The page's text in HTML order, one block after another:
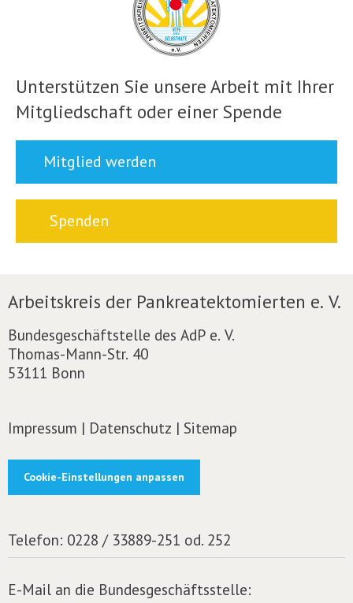
Unterstützen Sie unsere Arbeit mit Ihrer
Mitgliedschaft oder einer Spende
Mitglied werden
Spenden
Arbeitskreis der Pankreatektomierten e. V.
Bundesgeschäftstelle des AdP e. V.
Thomas-Mann-Str. 40
53111 Bonn
Impressum | Datenschutz | Sitemap
Cookie-Einstellungen anpassen
Telefon: 0228 / 33889-251 od. 252
E-Mail an die Bundesgeschäftsstelle: